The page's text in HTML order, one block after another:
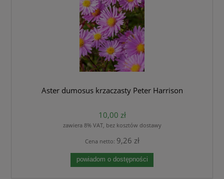
Aster dumosus krzaczasty Peter Harrison
10,00 zł
zawiera 8% VAT, bez kosztów dostawy
Cena netto: 9,26 zł
powiadom o dostępności